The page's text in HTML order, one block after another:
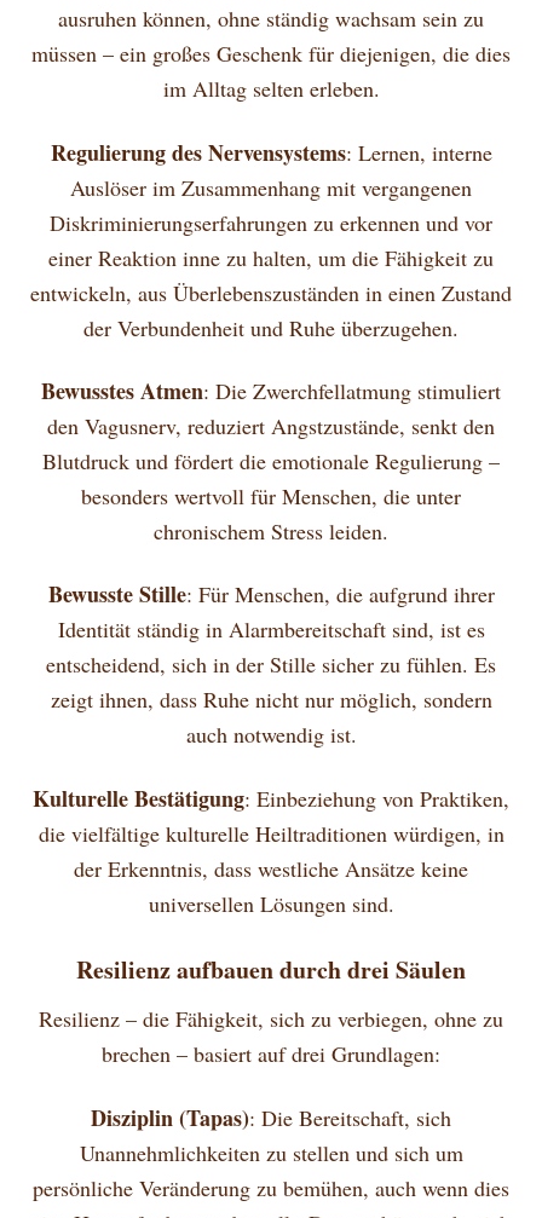
ausruhen können, ohne ständig wachsam sein zu
müssen – ein großes Geschenk für diejenigen, die dies
im Alltag selten erleben.
Regulierung des Nervensystems: Lernen, interne
Auslöser im Zusammenhang mit vergangenen
Diskriminierungserfahrungen zu erkennen und vor
einer Reaktion inne zu halten, um die Fähigkeit zu
entwickeln, aus Überlebenszuständen in einen Zustand
der Verbundenheit und Ruhe überzugehen.
Bewusstes Atmen: Die Zwerchfellatmung stimuliert
den Vagusnerv, reduziert Angstzustände, senkt den
Blutdruck und fördert die emotionale Regulierung –
besonders wertvoll für Menschen, die unter
chronischem Stress leiden.
Bewusste Stille: Für Menschen, die aufgrund ihrer
Identität ständig in Alarmbereitschaft sind, ist es
entscheidend, sich in der Stille sicher zu fühlen. Es
zeigt ihnen, dass Ruhe nicht nur möglich, sondern
auch notwendig ist.
Kulturelle Bestätigung: Einbeziehung von Praktiken,
die vielfältige kulturelle Heiltraditionen würdigen, in
der Erkenntnis, dass westliche Ansätze keine
universellen Lösungen sind.
Resilienz aufbauen durch drei Säulen
Resilienz – die Fähigkeit, sich zu verbiegen, ohne zu
brechen – basiert auf drei Grundlagen:
Disziplin (Tapas): Die Bereitschaft, sich
Unannehmlichkeiten zu stellen und sich um
persönliche Veränderung zu bemühen, auch wenn dies